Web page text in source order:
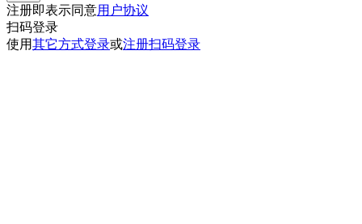
注册即表示同意用户协议
扫码登录
使用其它方式登录或注册扫码登录